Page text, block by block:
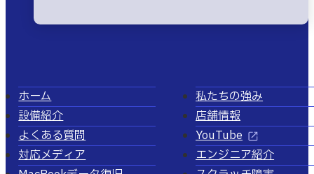
ホーム
私たちの強み
設備紹介
店舗情報
よくある質問
YouTube
対応メディア
エンジニア紹介